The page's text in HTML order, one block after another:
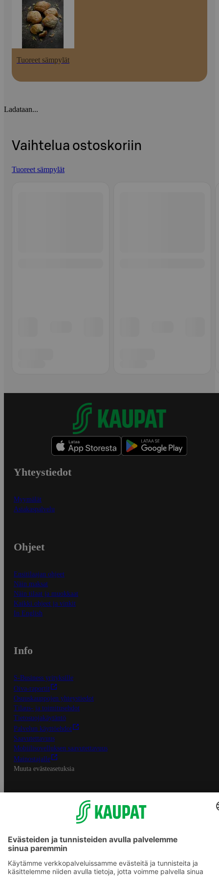
Tuoreet sämpylät
Ladataan...
Vaihtelua ostoskoriin
Tuoreet sämpylät
Yhteystiedot
Myymälät
Asiakaspalvelu
Ohjeet
Ensitilaajan ohjeet
Näin maksat
Näin tilaat ja muokkaat
Kaikki ohjeet ja vinkit
In English
Info
S-Business yrityksille
Oiva-raportit
Osuuskauppojen yhteystiedot
Tilaus- ja toimitusehdot
Tietosuojakäytäntö
Palvelun käyttöehdot
Saavutettavuus
Mobiilisovelluksen saavutettavuus
Mainostajalle
Muuta evästeasetuksia
S-ryhmän palvelut
Asiakasomistajuus
S-ostoslista -sovellus